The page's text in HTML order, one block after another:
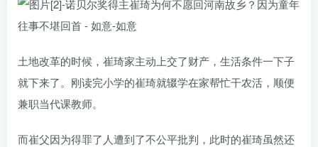
土地改革的时候，崔琦家主动上交了财产，生活条件一下子
就下来了。刚读完小学的崔琦就辍学在家帮忙干农活，顺便
兼职当代课教师。
而崔父因为得罪了人遭到了不公平批判，此时的崔琦虽然还